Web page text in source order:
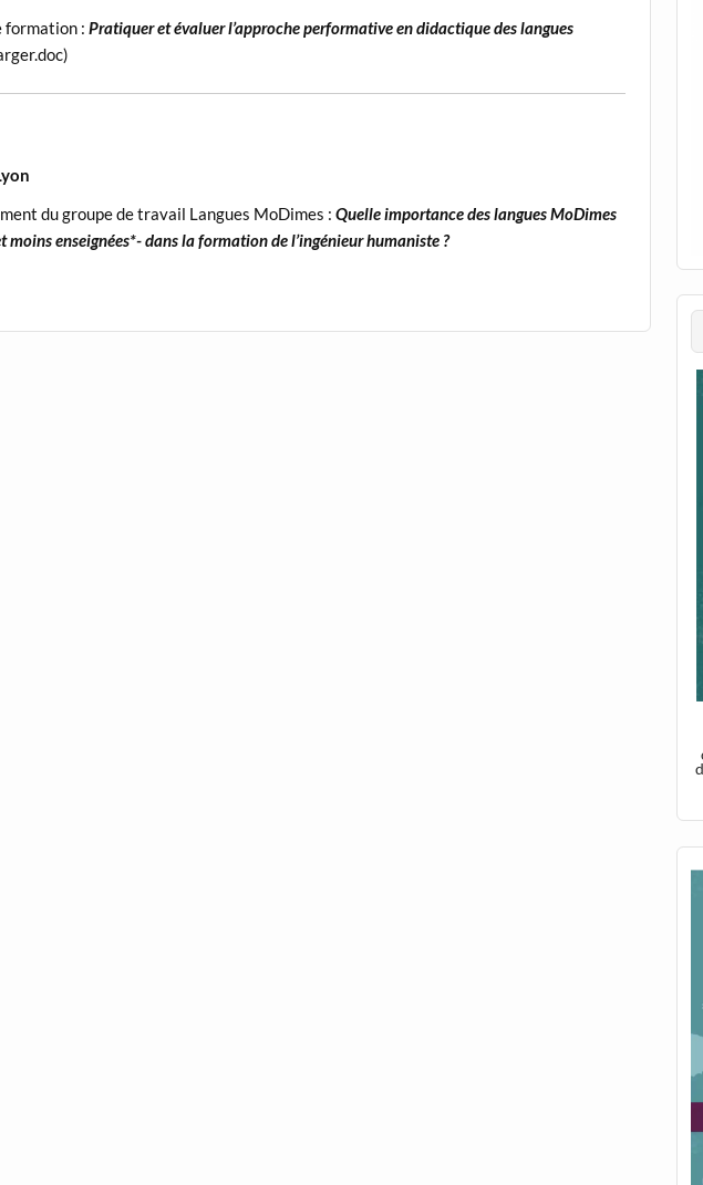
formation : Pratiquer et évaluer l’approche performative en didactique des langues
du groupe de travail Langues MoDimes : Quelle importance des langues MoDimes
moins enseignées*- dans la formation de l’ingénieur humaniste ?